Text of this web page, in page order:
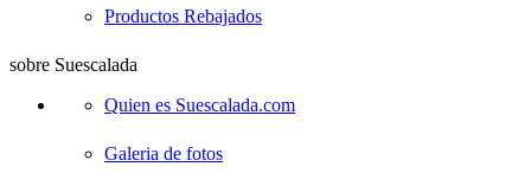
Productos Rebajados
sobre Suescalada
Quien es Suescalada.com
Galeria de fotos